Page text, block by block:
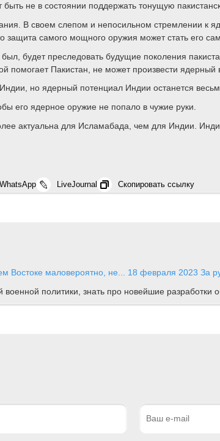
быть не в состоянии поддержать тонущую
В своем слепом и непосильном стремлении к
защита самого мощного оружия может стать его
был, будет преследовать будущие поколения
помогает Пакистан, не может произвести
но ядерный потенциал Индии останется
его ядерное оружие не попало в чужие руки.
актуальна для Исламабада, чем для Индии.
WhatsApp LiveJournal Скопировать ссылку
Востоке маловероятно, не... 18 февраля 2023 За
военной политики, знать про новейшие